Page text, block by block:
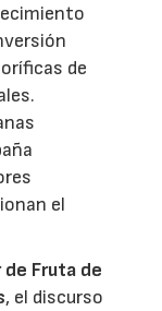
de
el
Fruta de
, el discurso